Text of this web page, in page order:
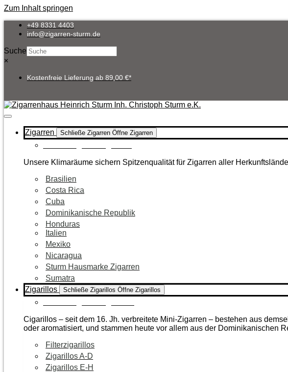
Zum Inhalt springen
+49 8331 4403
info@zigarren-sturm.de
Suche
×
Kostenfreie Lieferung ab 89,00 €*
Zigarren Schließe Zigarren Öffne Zigarren
Unsere Klimaräume sichern Spitzenqualität für Zigarren aller
Brasilien
Costa Rica
Cuba
Dominikanische Republik
Honduras
Italien
Mexiko
Nicaragua
Sturm Hausmarke Zigarren
Sumatra
Zigarillos
Schließe Zigarillos Öffne Zigarillos
Cigarillos – seit dem 16. Jh. verbreitete Mini-Zigarren – bestehen aus
oder aromatisiert, und stammen heute vor allem aus der Dominikanischen
Filterzigarillos
Zigarillos A-D
Zigarillos E-H